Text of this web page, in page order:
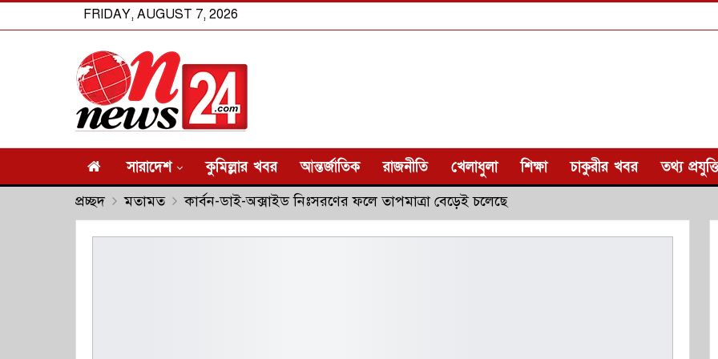
FRIDAY, AUGUST 7, 2026
সারাদেশ কুমিল্লার খবর আন্তর্জাতিক রাজনীতি খেলাধুলা শিক্ষা চাকুরীর খবর তথ্য
প্রচ্ছদ মতামত কার্বন-ডাই-অক্সাইড নিঃসরণের ফলে তাপমাত্রা বেড়েই চলেছে